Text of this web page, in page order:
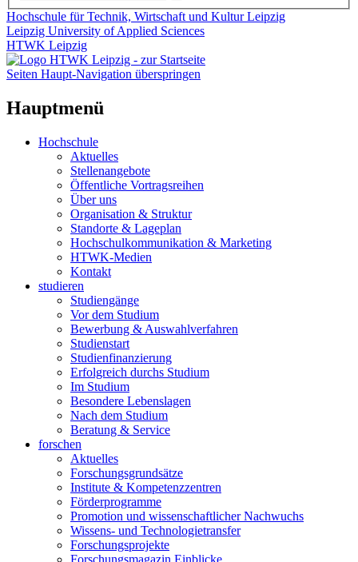
Hochschule für Technik, Wirtschaft und Kultur Leipzig
Leipzig University of Applied Sciences
HTWK Leipzig
Seiten Haupt-Navigation überspringen
Hauptmenü
Hochschule
Aktuelles
Stellenangebote
Öffentliche Vortragsreihen
Über uns
Organisation & Struktur
Standorte & Lageplan
Hochschulkommunikation & Marketing
HTWK-Medien
Kontakt
studieren
Studiengänge
Vor dem Studium
Bewerbung & Auswahlverfahren
Studienstart
Studienfinanzierung
Erfolgreich durchs Studium
Im Studium
Besondere Lebenslagen
Nach dem Studium
Beratung & Service
forschen
Aktuelles
Forschungsgrundsätze
Institute & Kompetenzzentren
Förderprogramme
Promotion und wissenschaftlicher Nachwuchs
Wissens- und Technologietransfer
Forschungsprojekte
Forschungsmagazin Einblicke